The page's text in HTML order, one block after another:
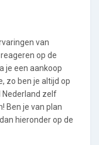
van
op de
je een aankoop
zo ben je altijd op
Nederland zelf
Ben je van plan
hieronder op de